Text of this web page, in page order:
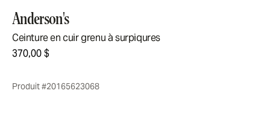
Anderson's
Ceinture en cuir grenu à surpiqures
370,00 $
Produit #20165623068